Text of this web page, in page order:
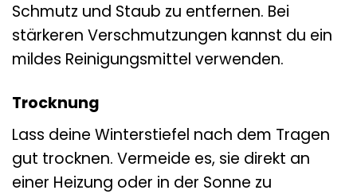
Schmutz und Staub zu entfernen. Bei
stärkeren Verschmutzungen kannst du ein
mildes Reinigungsmittel verwenden.
Trocknung
Lass deine Winterstiefel nach dem Tragen
gut trocknen. Vermeide es, sie direkt an
einer Heizung oder in der Sonne zu